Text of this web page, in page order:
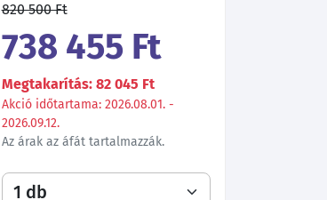
820 500 Ft
738 455 Ft
Megtakarítás: 82 045 Ft
Akció időtartama: 2026.08.01. -
2026.09.12.
Az árak az áfát tartalmazzák.